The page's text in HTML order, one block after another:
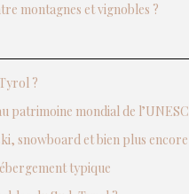
montagnes et vignobles ?
?
patrimoine mondial de
snowboard et bien plus encore
typique